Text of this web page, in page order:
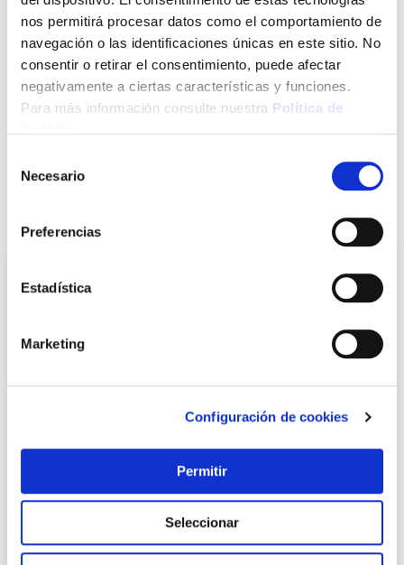
nos permitirá procesar datos como el comportamiento de
navegación o las identificaciones únicas en este sitio. No
consentir o retirar el consentimiento, puede afectar
negativamente a ciertas características y funciones.
Para más información consulte nuestra Política de
Necesario
Preferencias
Estadística
Marketing
Configuración de cookies
Permitir
Seleccionar
Click&Collect - Recogida gratis
en nuestras tiendas
Envío a domicilio:
5 días hábiles
+ INFO
Tornillo apriete f -120 piher
Piher
46,45 €